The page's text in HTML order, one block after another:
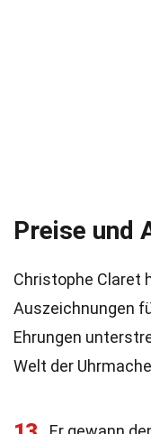
Preise und
Christophe Claret
Auszeichnungen
Ehrungen
Welt der